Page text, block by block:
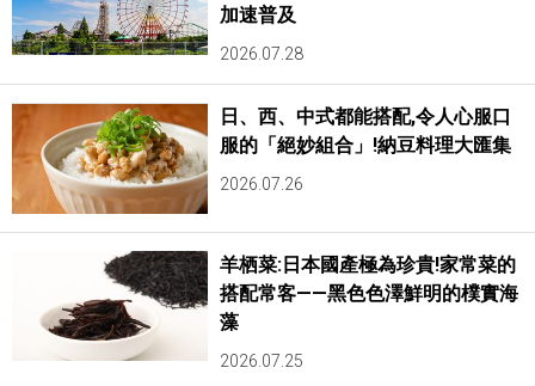
加速普及
2026.07.28
日、西、中式都能搭配,令人心服口
服的「絕妙組合」!納豆料理大匯集
2026.07.26
羊栖菜:日本國產極為珍貴!家常菜的
搭配常客——黑色色澤鮮明的樸實海
藻
2026.07.25